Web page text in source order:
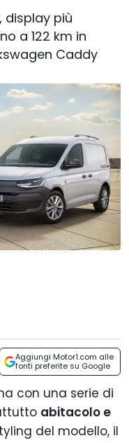
display più
a 122 km in
Caddy
Aggiungi Motor1.com alle
fonti preferite su Google
con una serie di
abitacolo e
del modello, il